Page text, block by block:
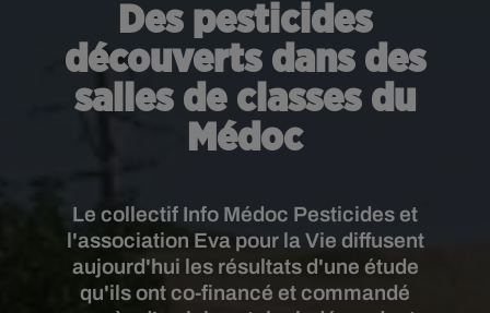
Des pesticides
découverts dans des
salles de classes du
Médoc
Le collectif Info Médoc Pesticides et
l'association Eva pour la Vie diffusent
aujourd'hui les résultats d'une étude
qu'ils ont co-financé et commandé